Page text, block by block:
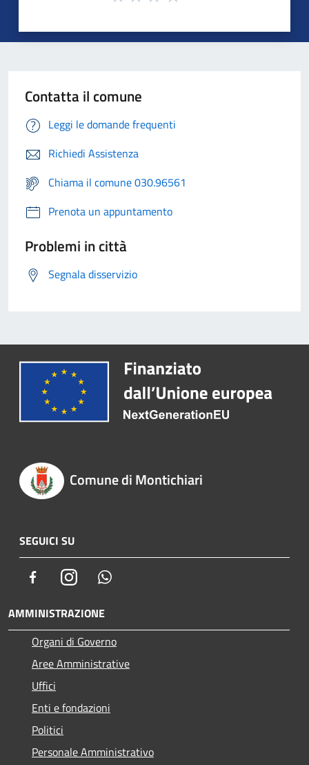
Contatta il comune
Leggi le domande frequenti
Richiedi Assistenza
Chiama il comune 030.96561
Prenota un appuntamento
Problemi in città
Segnala disservizio
Comune di Montichiari
SEGUICI SU
FacebookInstagram
AMMINISTRAZIONE
Organi di Governo
Aree Amministrative
Uffici
Enti e fondazioni
Politici
Personale Amministrativo